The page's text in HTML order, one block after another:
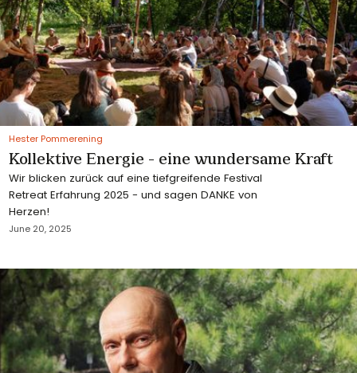
Hester Pommerening
Kollektive Energie - eine wundersame Kraft
Wir blicken zurück auf eine tiefgreifende Festival
Retreat Erfahrung 2025 - und sagen DANKE von
Herzen!
June 20, 2025